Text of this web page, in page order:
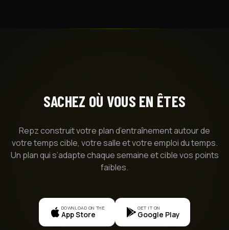
SACHEZ OÙ VOUS EN ÊTES
Repz construit votre plan d’entraînement autour de
votre temps cible, votre salle et votre emploi du temps.
Un plan qui s’adapte chaque semaine et cible vos points
faibles.
DOWNLOAD ON THE
App Store
GET IT ON
Google Play